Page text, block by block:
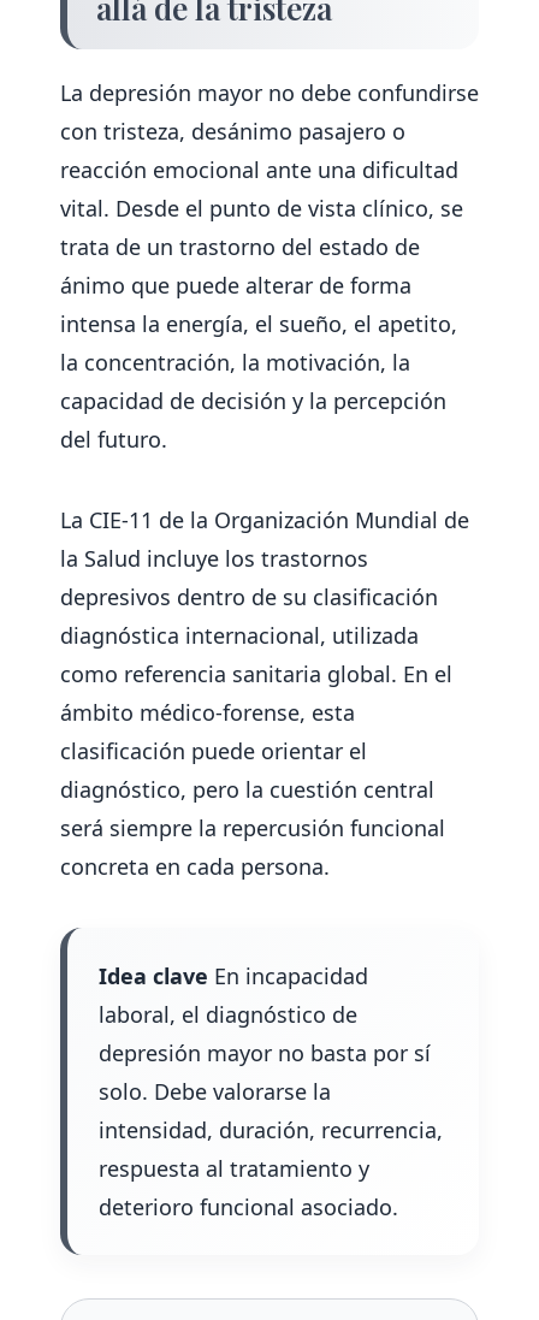
La depresión mayor no debe confundirse
con tristeza, desánimo pasajero o
reacción emocional ante una dificultad
vital. Desde el punto de vista clínico, se
trata de un trastorno del estado de
ánimo que puede alterar de forma
intensa la energía, el sueño, el apetito,
la concentración, la motivación, la
capacidad de decisión y la percepción
del futuro.
La CIE-11 de la Organización Mundial de
la Salud incluye los trastornos
depresivos dentro de su clasificación
diagnóstica internacional, utilizada
como referencia sanitaria global. En el
ámbito médico-forense, esta
clasificación puede orientar el
diagnóstico, pero la cuestión central
será siempre la repercusión funcional
concreta en cada persona.
Idea clave En incapacidad
laboral, el diagnóstico de
depresión mayor no basta por sí
solo. Debe valorarse la
intensidad, duración, recurrencia,
respuesta al tratamiento y
deterioro funcional asociado.